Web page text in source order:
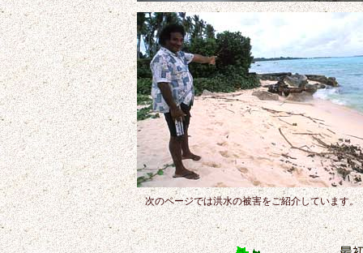
次のページでは洪水の被害をご紹介しています。